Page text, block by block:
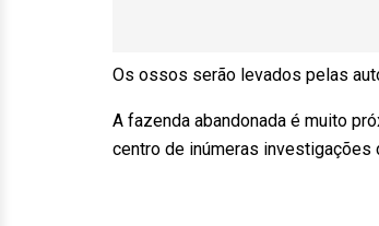
Os ossos serão levados pelas
A fazenda abandonada é muito
centro de inúmeras investigações